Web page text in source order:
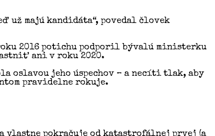
už majú kandidáta“, povedal človek
2016 potichu podporil bývalú ministerku
ani v roku 2020.
oslavou jeho úspechov – a necíti tlak, aby
pravidelne rokuje.
vlastne pokračuje od katastrofálnej prvej (a